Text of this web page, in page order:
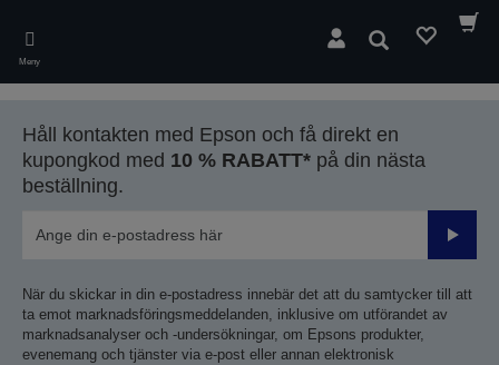
main
content
Meny
Sök
Håll kontakten med Epson och få direkt en
kupongkod med 10 % RABATT* på din nästa
beställning.
Skicka
När du skickar in din e-postadress innebär det att du samtycker till att
ta emot marknadsföringsmeddelanden, inklusive om utförandet av
marknadsanalyser och -undersökningar, om Epsons produkter,
evenemang och tjänster via e-post eller annan elektronisk